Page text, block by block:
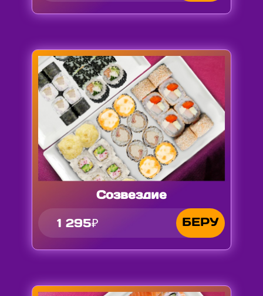
Созвездие
1 295₽
БЕРУ